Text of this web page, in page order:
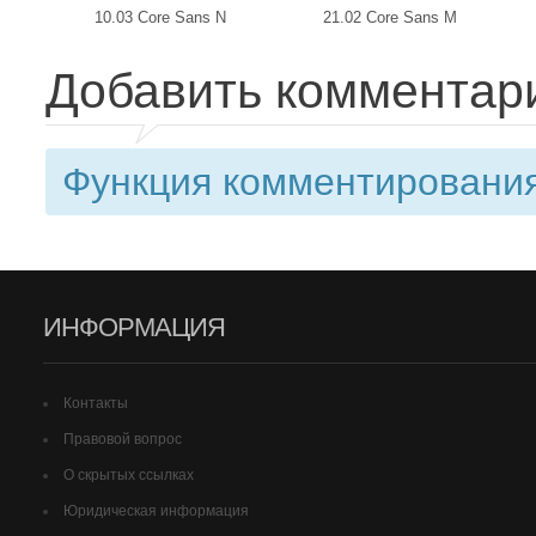
10.03 Core Sans N 21.02 Core Sans M
Добавить
Функция
ИНФОРМАЦИЯ
Контакты
Правовой вопрос
О скрытых ссылках
Юридическая информация